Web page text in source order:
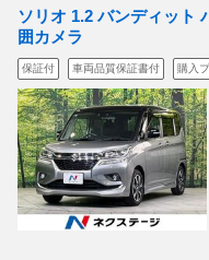
ソリオ 1.2 バンディット
囲カメラ
保証付 車両品質保証書付 購入